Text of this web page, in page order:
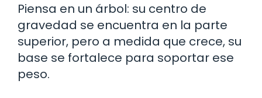
Piensa en un árbol: su centro de
gravedad se encuentra en la parte
superior, pero a medida que crece, su
base se fortalece para soportar ese
peso.